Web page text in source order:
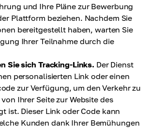
und Ihre Pläne zur Bewerbung
Plattform beziehen. Nachdem Sie
bereitgestellt haben, warten Sie
Ihrer Teilnahme durch die
Sie sich Tracking-Links. Der Dienst
personalisierten Link oder einen
zur Verfügung, um den Verkehr zu
Ihrer Seite zur Website des
ist. Dieser Link oder Code kann
Kunden dank Ihrer Bemühungen